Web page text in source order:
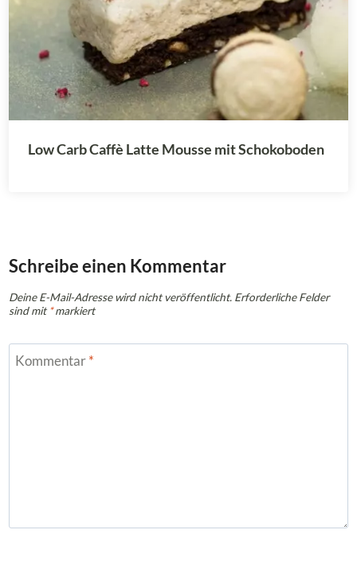
Low Carb Caffè Latte Mousse mit Schokoboden
Schreibe einen Kommentar
Deine E-Mail-Adresse wird nicht veröffentlicht. Erforderliche Felder
sind mit*markiert
Kommentar*